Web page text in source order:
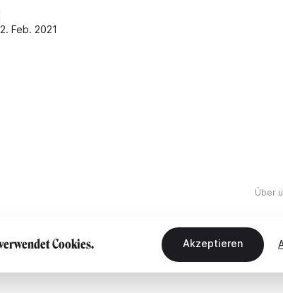
Feb. 2021
Über
Cookies. Akzeptieren